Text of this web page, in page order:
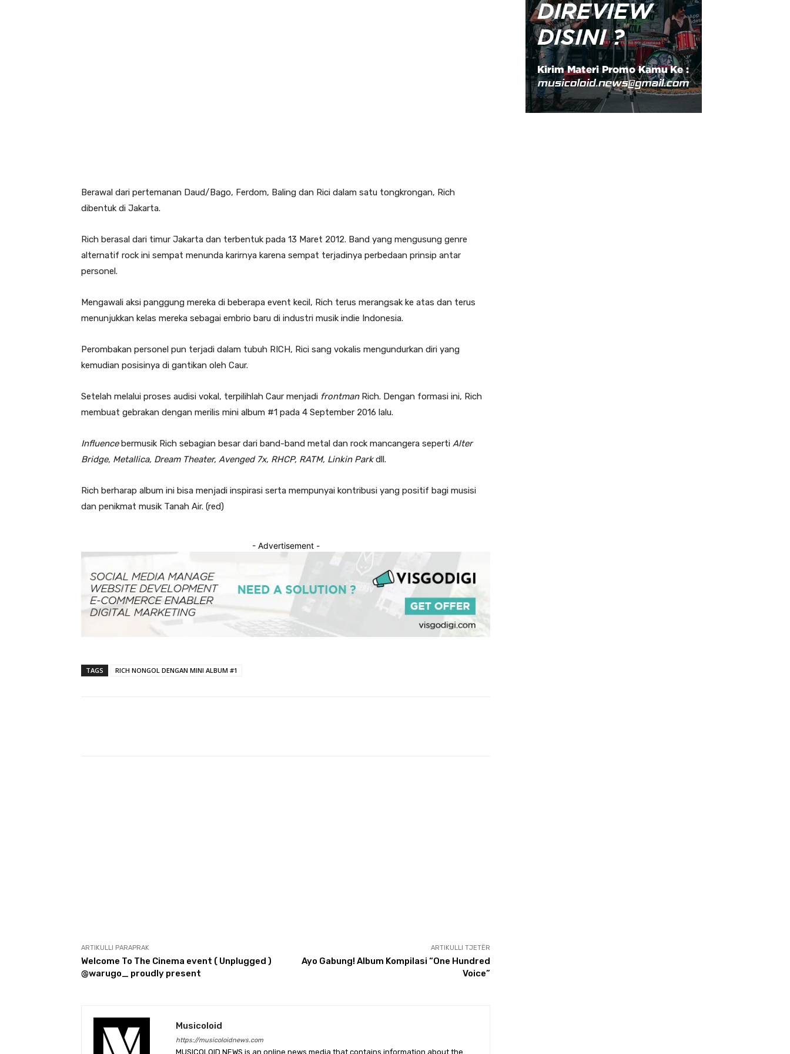
Berawal dari pertemanan Daud/Bago, Ferdom, Baling dan Rici dalam satu tongkrongan, Rich
dibentuk di Jakarta.
Rich berasal dari timur Jakarta dan terbentuk pada 13 Maret 2012. Band yang mengusung genre
alternatif rock ini sempat menunda karirnya karena sempat terjadinya perbedaan prinsip antar
personel.
Mengawali aksi panggung mereka di beberapa event kecil, Rich terus merangsak ke atas dan terus
menunjukkan kelas mereka sebagai embrio baru di industri musik indie Indonesia.
Perombakan personel pun terjadi dalam tubuh RICH, Rici sang vokalis mengundurkan diri yang
kemudian posisinya di gantikan oleh Caur.
Setelah melalui proses audisi vokal, terpilihlah Caur menjadi frontmanRich. Dengan formasi ini, Rich
membuat gebrakan dengan merilis mini album #1 pada 4 September 2016 lalu.
Influencebermusik Rich sebagian besar dari band-band metal dan rock mancangera seperti Alter
Bridge, Metallica, Dream Theater, Avenged 7x, RHCP, RATM, Linkin Parkdll.
Rich berharap album ini bisa menjadi inspirasi serta mempunyai kontribusi yang positif bagi musisi
dan penikmat musik Tanah Air. (red)
- Advertisement -
TAGS RICH NONGOL DENGAN MINI ALBUM #1
ARTIKULLI PARAPRAK
Welcome To The Cinema event ( Unplugged )
@warugo_ proudly present
ARTIKULLI TJETËR
Ayo Gabung! Album Kompilasi “One Hundred
Voice”
Musicoloid
https://musicoloidnews.com
MUSICOLOID NEWS is an online news media that contains information about the